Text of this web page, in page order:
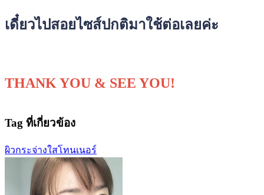
เดี๋ยวไปสอยไซส์ปกติมาใช้ต่อเลยค่ะ
THANK YOU & SEE YOU!
Tag ที่เกี่ยวข้อง
ผิวกระจ่างใสโทนเนอร์